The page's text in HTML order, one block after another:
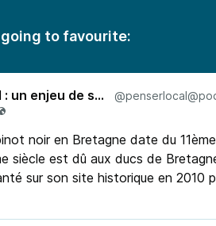
going to favourite:
Penser local : un enjeu de société
noir en Bretagne date du
siècle est dû aux ducs de
sur son site historique en 2010
Celle-ci produit en rouge et